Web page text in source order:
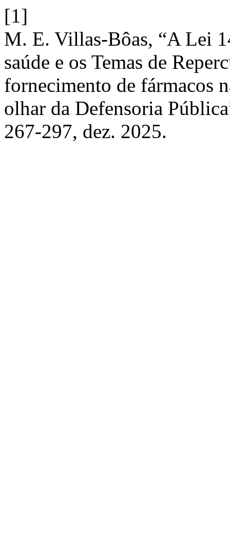
[1]
M. E. Villas-Bôas, “A Lei
saúde e os Temas de
fornecimento de fármacos
olhar da Defensoria
267-297, dez. 2025.